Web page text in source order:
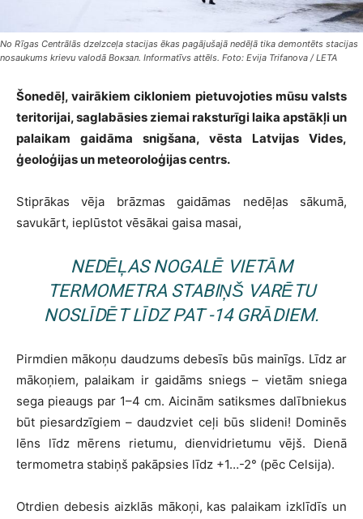
No Rīgas Centrālās dzelzceļa stacijas ēkas pagājušajā nedēļā tika demontēts stacijas
nosaukums krievu valodā Вокзал. Informatīvs attēls. Foto: Evija Trifanova / LETA
Šonedēļ, vairākiem cikloniem pietuvojoties mūsu valsts
teritorijai, saglabāsies ziemai raksturīgi laika apstākļi un
palaikam gaidāma snigšana, vēsta Latvijas Vides,
ģeoloģijas un meteoroloģijas centrs.
Stiprākas vēja brāzmas gaidāmas nedēļas sākumā,
savukārt, ieplūstot vēsākai gaisa masai,
NEDĒĻAS NOGALĒ VIETĀM
TERMOMETRA STABIŅŠ VARĒTU
NOSLĪDĒT LĪDZ PAT -14 GRĀDIEM.
Pirmdien mākoņu daudzums debesīs būs mainīgs. Līdz ar
mākoņiem, palaikam ir gaidāms sniegs – vietām sniega
sega pieaugs par 1–4 cm. Aicinām satiksmes dalībniekus
būt piesardzīgiem – daudzviet ceļi būs slideni! Dominēs
lēns līdz mērens rietumu, dienvidrietumu vējš. Dienā
termometra stabiņš pakāpsies līdz +1…-2° (pēc Celsija).
Otrdien debesis aizklās mākoņi, kas palaikam izklīdīs un